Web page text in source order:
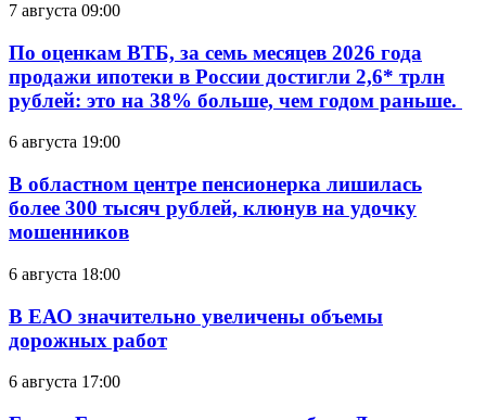
7 августа 09:00
По оценкам ВТБ, за семь месяцев 2026 года
продажи ипотеки в России достигли 2,6* трлн
рублей: это на 38% больше, чем годом раньше.
6 августа 19:00
В областном центре пенсионерка лишилась
более 300 тысяч рублей, клюнув на удочку
мошенников
6 августа 18:00
В ЕАО значительно увеличены объемы
дорожных работ
6 августа 17:00